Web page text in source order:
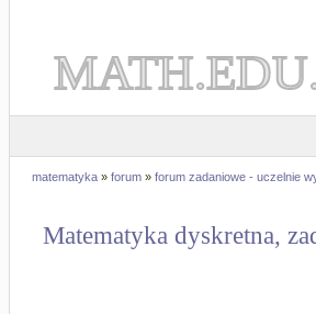
matematyka » forum » forum zadaniowe - uczelnie
Matematyka dyskretna,